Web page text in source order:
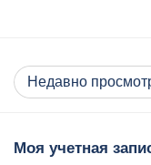
Недавно
Моя учетная